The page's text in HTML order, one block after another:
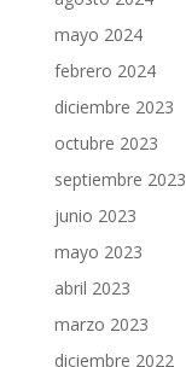
mayo 2024
febrero 2024
diciembre 2023
octubre 2023
septiembre 2023
junio 2023
mayo 2023
abril 2023
marzo 2023
diciembre 2022